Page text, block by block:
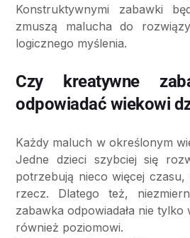
Konstruktywnymi zabawki
zmuszą malucha do
logicznego myślenia.
Czy kreatywne
odpowiadać wiekowi
Każdy maluch w określonym
Jedne dzieci szybciej się
potrzebują nieco więcej
rzecz. Dlatego też,
zabawka odpowiadała nie
również poziomowi.